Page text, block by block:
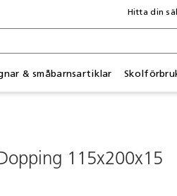
& småbarnsartiklar
Hitta din
115x200x15